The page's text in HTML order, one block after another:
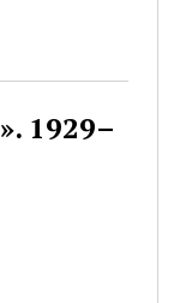
1929–